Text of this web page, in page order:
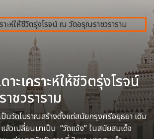
าะเคราะห์ให้ชีวิตรุ่งโรจน์
ชวราราม
ป็นวัดโบราณสร้างตั้งแต่สมัยกรุงศรีอยุธยา เดิม
แล้วเปลี่ยนมาเป็น “วัดแจ้ง” ในสมัยสมเด็จ